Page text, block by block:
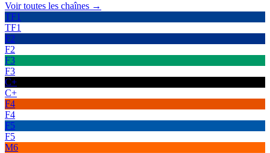
Voir toutes les chaînes →
TF1
TF1
F2
F2
F3
F3
C+
C+
F4
F4
F5
F5
M6